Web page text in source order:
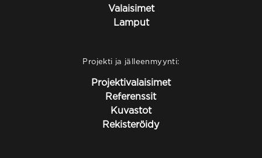
Valaisimet
Lamput
Projekti ja jälleenmyynti:
Projektivalaisimet
Referenssit
Kuvastot
Rekisteröidy